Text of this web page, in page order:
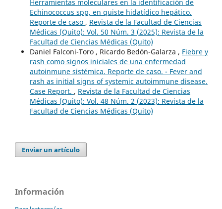
Herramientas moleculares en la identificación de
Echinococcus spp, en quiste hidatídico hepático.
Reporte de caso , Revista de la Facultad de Ciencias
Médicas (Quito): Vol. 50 Núm. 3 (2025): Revista de la
Facultad de Ciencias Médicas (Quito)
Daniel Falconi-Toro , Ricardo Bedón-Galarza , Fiebre y
rash como signos iniciales de una enfermedad
autoinmune sistémica. Reporte de caso. - Fever and
rash as initial signs of systemic autoimmune disease.
Case Report. , Revista de la Facultad de Ciencias
Médicas (Quito): Vol. 48 Núm. 2 (2023): Revista de la
Facultad de Ciencias Médicas (Quito)
Enviar un artículo
Información